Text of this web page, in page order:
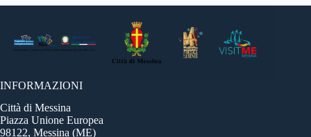
INFORMAZIONI
Città di Messina
Piazza Unione Europea
98122, Messina (ME)